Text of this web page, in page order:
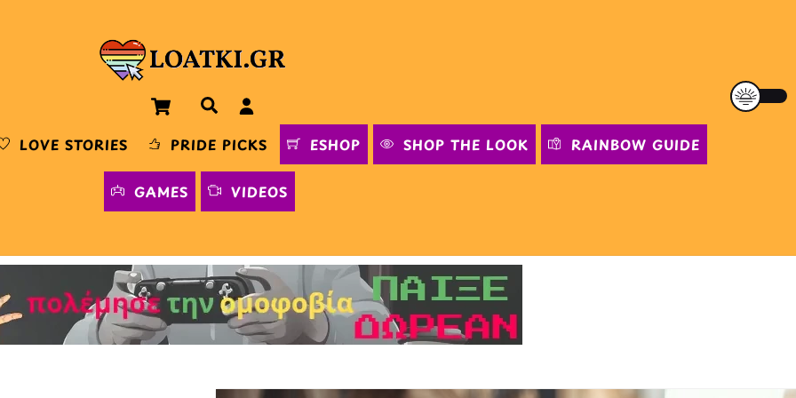
Cart Αναζήτηση
LOVE STORIES PRIDE PICKS ESHOP SHOP THE LOOK RAINBOW GUIDE
GAMES VIDEOS